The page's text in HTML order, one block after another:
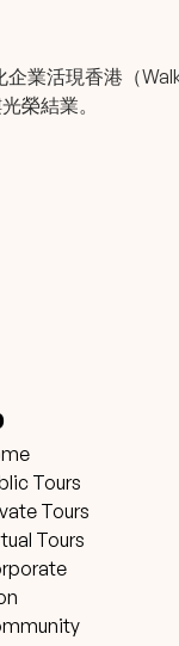
業活現香港（
榮結業。
Tours
Tours
Tours